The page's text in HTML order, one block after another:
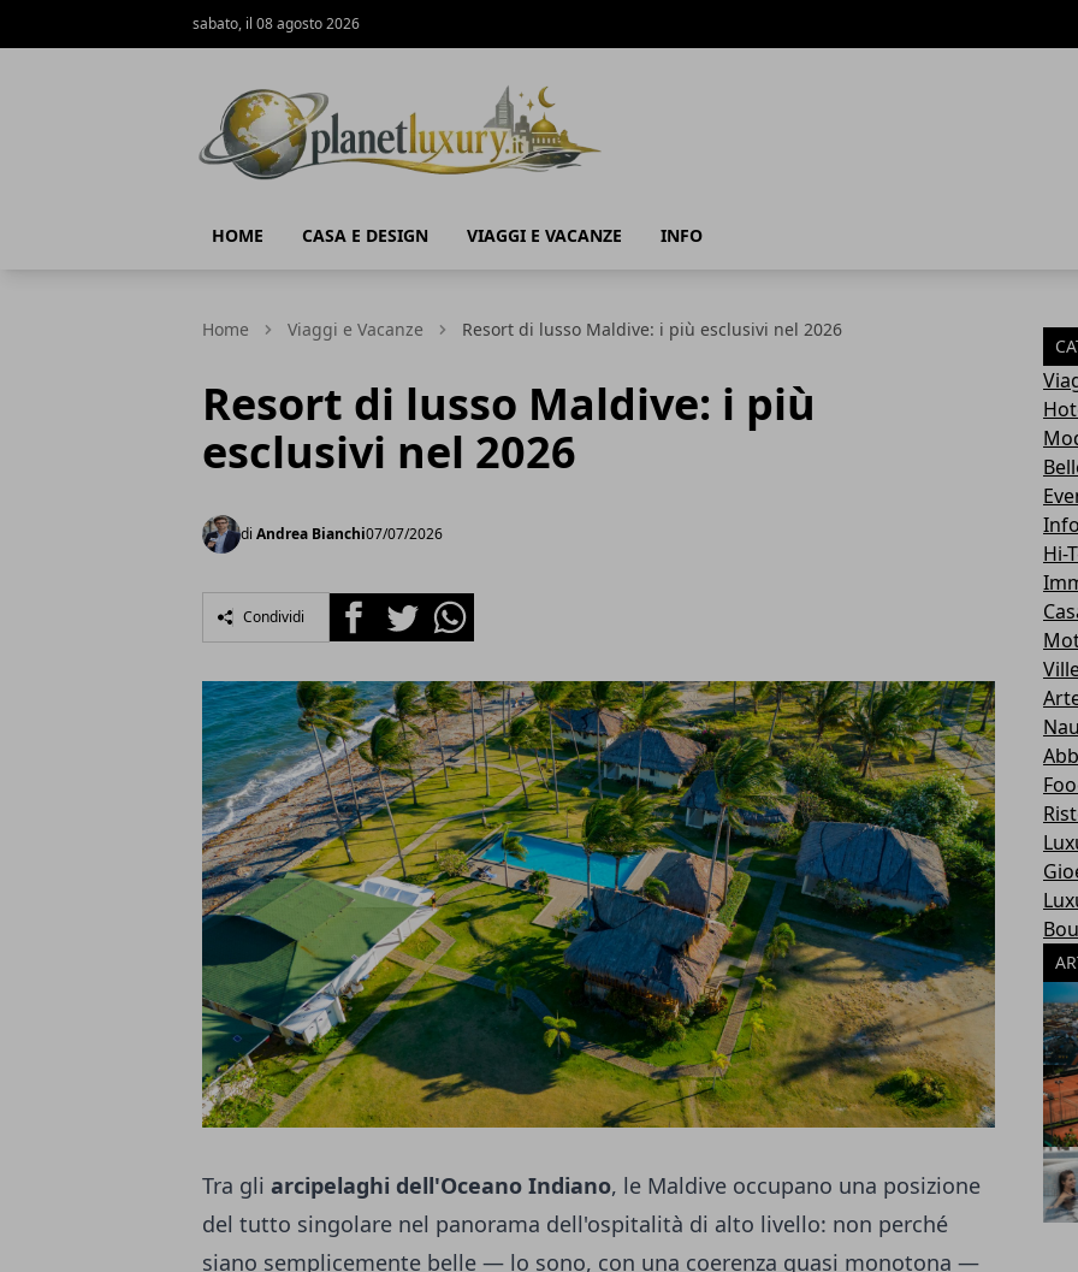
sabato, il 08 agosto 2026
HOME CASA E DESIGN VIAGGI E VACANZE INFO
Home Viaggi e Vacanze Resort di lusso Maldive: i più esclusivi nel 2026
Resort di lusso Maldive: i più
esclusivi nel 2026
di Andrea Bianchi07/07/2026
Condividi FacebookTwitterWhatsapp
Tra gli arcipelaghi dell'Oceano Indiano, le Maldive occupano una posizione
del tutto singolare nel panorama dell'ospitalità di alto livello: non perché
siano semplicemente belle — lo sono, con una coerenza quasi monotona —
Hi-